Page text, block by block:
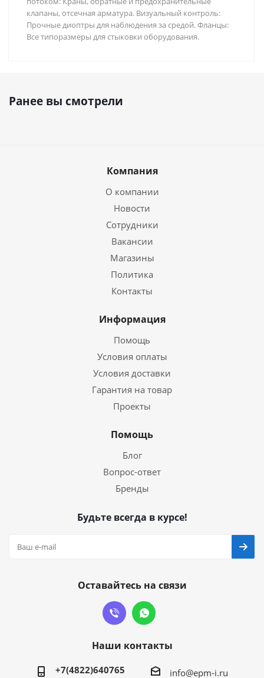
клапаны, отсечная арматура. Визуальный контроль:
Прочные диоптры для наблюдения за средой. Фланцы:
Все типоразмеры для стыковки оборудования.
Ранее вы смотрели
Компания
О компании
Новости
Сотрудники
Вакансии
Магазины
Политика
Контакты
Информация
Помощь
Условия оплаты
Условия доставки
Гарантия на товар
Проекты
Помощь
Блог
Вопрос-ответ
Бренды
Будьте всегда в курсе!
Оставайтесь на связи
Наши контакты
+7(4822)640765 info@epm-i.ru